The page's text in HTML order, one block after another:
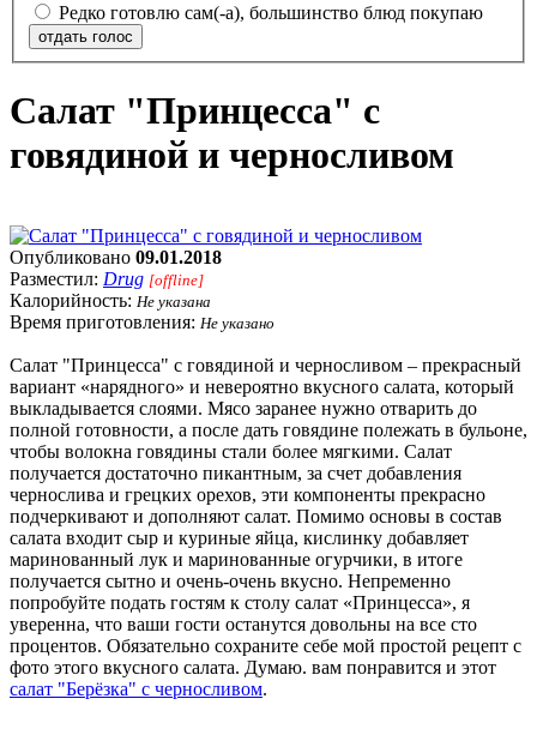
Редко готовлю сам(-а), большинство блюд покупаю
отдать голос
Салат "Принцесса" с
говядиной и черносливом
Опубликовано 09.01.2018
Разместил: Drug [offline]
Калорийность: Не указана
Время приготовления: Не указано
Салат "Принцесса" с говядиной и черносливом – прекрасный
вариант «нарядного» и невероятно вкусного салата, который
выкладывается слоями. Мясо заранее нужно отварить до
полной готовности, а после дать говядине полежать в бульоне,
чтобы волокна говядины стали более мягкими. Салат
получается достаточно пикантным, за счет добавления
чернослива и грецких орехов, эти компоненты прекрасно
подчеркивают и дополняют салат. Помимо основы в состав
салата входит сыр и куриные яйца, кислинку добавляет
маринованный лук и маринованные огурчики, в итоге
получается сытно и очень-очень вкусно. Непременно
попробуйте подать гостям к столу салат «Принцесса», я
уверенна, что ваши гости останутся довольны на все сто
процентов. Обязательно сохраните себе мой простой рецепт с
фото этого вкусного салата. Думаю. вам понравится и этот
салат "Берёзка" с черносливом.